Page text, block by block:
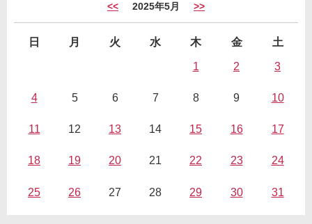
<< 2025年5月 >>
日 月 火 水 木 金
土
1
2 3
4 5 6 7 8 9 10
11 12 13 14 15 16 17
18 19 20 21 22 23 24
25 26 27 28 29 30 31